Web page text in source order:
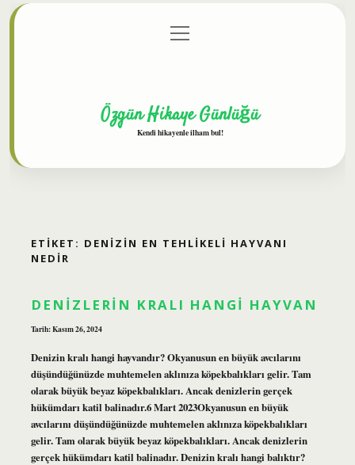
Gizlilik Politikası
menüyü
aç
Özgün Hikaye Günlüğü
Kendi hikayenle ilham bul!
ETIKET: DENIZIN EN TEHLIKELI HAYVANI
NEDIR
DENIZLERIN KRALI HANGI HAYVAN
Tarih: Kasım 26, 2024
Denizin kralı hangi hayvandır? Okyanusun en büyük avcılarını
düşündüğünüzde muhtemelen aklınıza köpekbalıkları gelir. Tam
olarak büyük beyaz köpekbalıkları. Ancak denizlerin gerçek
hükümdarı katil balinadır.6 Mart 2023Okyanusun en büyük
avcılarını düşündüğünüzde muhtemelen aklınıza köpekbalıkları
gelir. Tam olarak büyük beyaz köpekbalıkları. Ancak denizlerin
gerçek hükümdarı katil balinadır. Denizin kralı hangi balıktır?